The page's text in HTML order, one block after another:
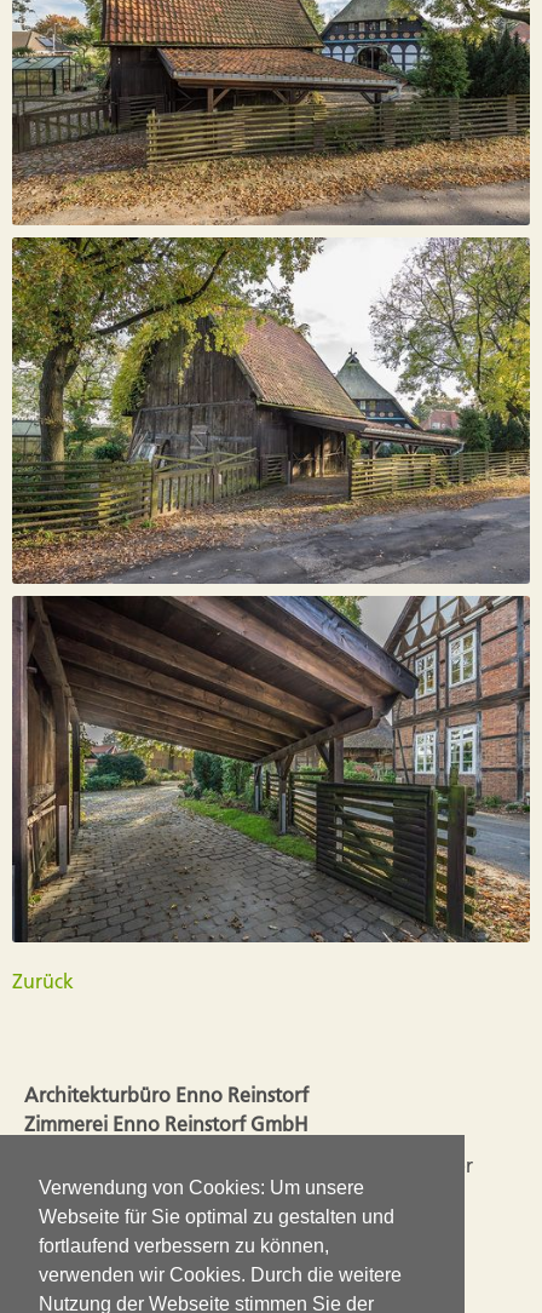
Verwendung von Cookies: Um unsere
Webseite für Sie optimal zu gestalten und
fortlaufend verbessern zu können,
verwenden wir Cookies. Durch die weitere
Nutzung der Webseite stimmen Sie der
Zurück
Architekturbüro Enno Reinstorf
Zimmerei Enno Reinstorf GmbH
Seit 2003 liegen Planung und Ausführung in einer
Hand. So ergänzen sich die Erfahrungen aus dem
Handwerk mit den Ansprüchen einer guten
Architektur.